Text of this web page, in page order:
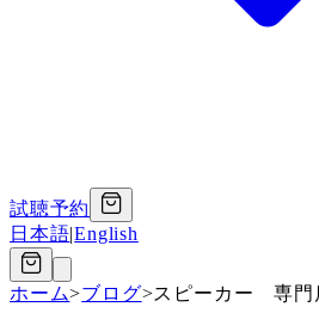
試聴予約
日本語|English
ホーム>ブログ>スピーカー 専